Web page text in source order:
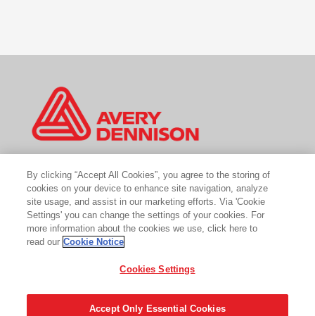
Contact us
Cookie policy
GDPR
Legal & privacy notices
Cybersecurity
Do Not Sell My Personal Information
By clicking “Accept All Cookies”, you agree to the storing of
cookies on your device to enhance site navigation, analyze
site usage, and assist in our marketing efforts. Via 'Cookie
Settings' you can change the settings of your cookies. For
more information about the cookies we use, click here to
read our Cookie Notice
Cookies Settings
Accept Only Essential Cookies